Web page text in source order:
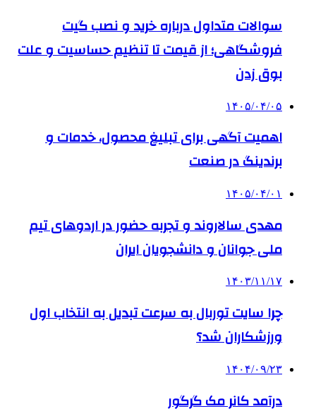
سوالات متداول درباره خرید و نصب گیت
فروشگاهی؛ از قیمت تا تنظیم حساسیت و علت
بوق زدن
۱۴۰۵/۰۴/۰۵
اهمیت آگهی برای تبلیغ محصول، خدمات و
برندینگ در صنعت
۱۴۰۵/۰۴/۰۱
مهدی سالاروند و تجربه حضور در اردوهای تیم
ملی جوانان و دانشجویان ایران
۱۴۰۳/۱۱/۱۷
چرا سایت توربال به ‌سرعت تبدیل به انتخاب اول
ورزشکاران شد؟
۱۴۰۴/۰۹/۲۳
درآمد کانر مک گرگور